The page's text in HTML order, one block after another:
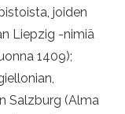
joiden
Liepzig -nimiä
1409);
Salzburg (Alma